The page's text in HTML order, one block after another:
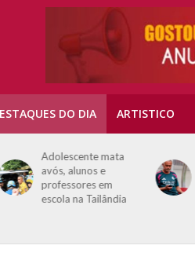
DO DIA ARTISTICO
Adolescente mata
avós, alunos e
professores em
escola na Tailândia